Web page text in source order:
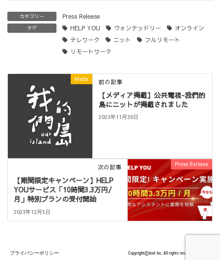
カテゴリー Press Release
タグ HELP YOU ウォンテッドリー
オンライン
テレワーク
ニット
フルリモート
リモートワーク
Media 前の記事
【メディア掲載】公共電視-我們的
島にニットが掲載されました
2023年11月30日
Press Release
次の記事
【期間限定キャンペーン】HELP
YOUサービス「10時間3.3万円/
月」特別プランの受付開始
2023年12月5日
プライバシーポリシー Copyright©knit Inc. All rights reserved.